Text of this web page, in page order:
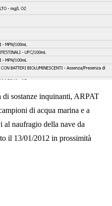
di sostanze inquinanti, ARPAT
di acqua marina e a
naufragio della nave da
il 13/01/2012 in prossimità